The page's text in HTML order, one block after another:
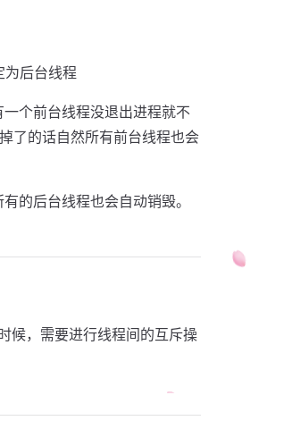
后台线程
个前台线程没退出进程就不
了的话自然所有前台线程也会
的后台线程也会自动销毁。
候，需要进行线程间的互斥操